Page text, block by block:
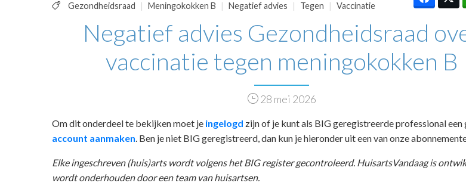
Gezondheidsraad
Meningokokken B Negatief advies Tegen Vaccinatie
Negatief advies Gezondheidsraad
vaccinatie tegen meningokokken B
28 mei 2026
Om dit onderdeel te bekijken moet je ingelogd zijn of je kunt als BIG geregistreerde professional een
account aanmaken . Ben je niet BIG geregistreerd, dan kun je hieronder uit een van onze
Elke ingeschreven (huis)arts wordt volgens het BIG register gecontroleerd. HuisartsVandaag is
wordt onderhouden door een team van huisartsen.